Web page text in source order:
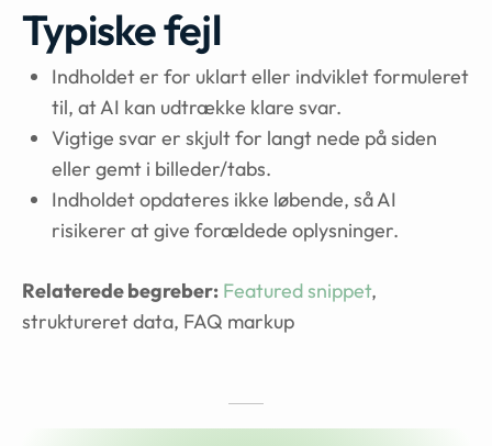
Typiske fejl
Indholdet er for uklart eller indviklet formuleret
til, at AI kan udtrække klare svar.
Vigtige svar er skjult for langt nede på siden
eller gemt i billeder/tabs.
Indholdet opdateres ikke løbende, så AI
risikerer at give forældede oplysninger.
Relaterede begreber: Featured snippet,
struktureret data, FAQ markup